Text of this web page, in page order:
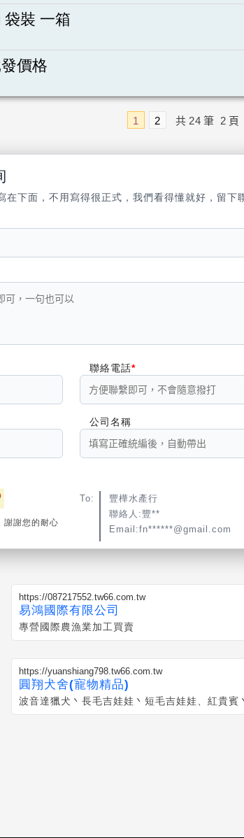
裝 一箱
價格
1 2 共 24 筆 2 頁
在下面，不用寫得很正式，我們看得懂就好，留下
聯絡電話
公司名稱
謝謝您的耐心
To:
豐樺水產行
聯絡人:豐**
Email:fn******@gmail.com
https://087217552.tw66.com.tw
易鴻國際有限公司
專營國際農漁業加工買賣
https://yuanshiang798.tw66.com.tw
圓翔犬舍(寵物精品)
波音達獵犬丶長毛吉娃娃丶短毛吉娃娃、紅貴賓